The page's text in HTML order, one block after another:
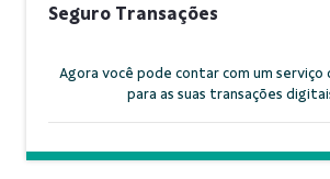
Seguro Transações
Agora você pode contar com um
para as suas transações